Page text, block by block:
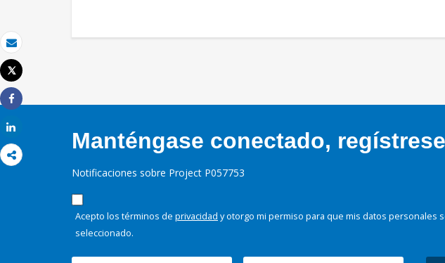
Correo electrónico
Imprimir
Tweet
Share
Manténgase conectado,
Notificaciones sobre Project P057753
Acepto los términos de privacidad y otorgo mi permiso para que mis datos personales
seleccionado.